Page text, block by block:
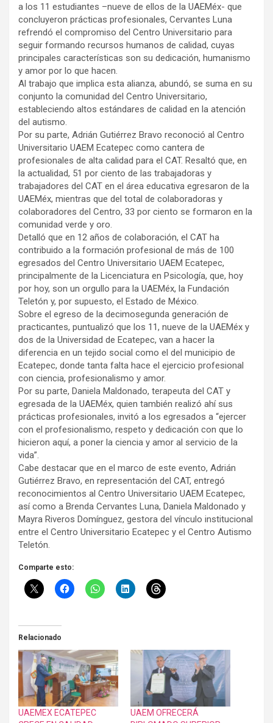
a los 11 estudiantes –nueve de ellos de la UAEMéx- que
concluyeron prácticas profesionales, Cervantes Luna
refrendó el compromiso del Centro Universitario para
seguir formando recursos humanos de calidad, cuyas
principales características son su dedicación, humanismo
y amor por lo que hacen.
Al trabajo que implica esta alianza, abundó, se suma en su
conjunto la comunidad del Centro Universitario,
estableciendo altos estándares de calidad en la atención
del autismo.
Por su parte, Adrián Gutiérrez Bravo reconoció al Centro
Universitario UAEM Ecatepec como cantera de
profesionales de alta calidad para el CAT. Resaltó que, en
la actualidad, 51 por ciento de las trabajadoras y
trabajadores del CAT en el área educativa egresaron de la
UAEMéx, mientras que del total de colaboradoras y
colaboradores del Centro, 33 por ciento se formaron en la
comunidad verde y oro.
Detalló que en 12 años de colaboración, el CAT ha
contribuido a la formación profesional de más de 100
egresados del Centro Universitario UAEM Ecatepec,
principalmente de la Licenciatura en Psicología, que, hoy
por hoy, son un orgullo para la UAEMéx, la Fundación
Teletón y, por supuesto, el Estado de México.
Sobre el egreso de la decimosegunda generación de
practicantes, puntualizó que los 11, nueve de la UAEMéx y
dos de la Universidad de Ecatepec, van a hacer la
diferencia en un tejido social como el del municipio de
Ecatepec, donde tanta falta hace el ejercicio profesional
con ciencia, profesionalismo y amor.
Por su parte, Daniela Maldonado, terapeuta del CAT y
egresada de la UAEMéx, quien también realizó ahí sus
prácticas profesionales, invitó a los egresados a “ejercer
con el profesionalismo, respeto y dedicación con que lo
hicieron aquí, a poner la ciencia y amor al servicio de la
vida”.
Cabe destacar que en el marco de este evento, Adrián
Gutiérrez Bravo, en representación del CAT, entregó
reconocimientos al Centro Universitario UAEM Ecatepec,
así como a Brenda Cervantes Luna, Daniela Maldonado y
Mayra Riveros Domínguez, gestora del vínculo institucional
entre el Centro Universitario Ecatepec y el Centro Autismo
Teletón.
Comparte esto:
Relacionado
UAEMEX ECATEPEC
UAEM OFRECERÁ